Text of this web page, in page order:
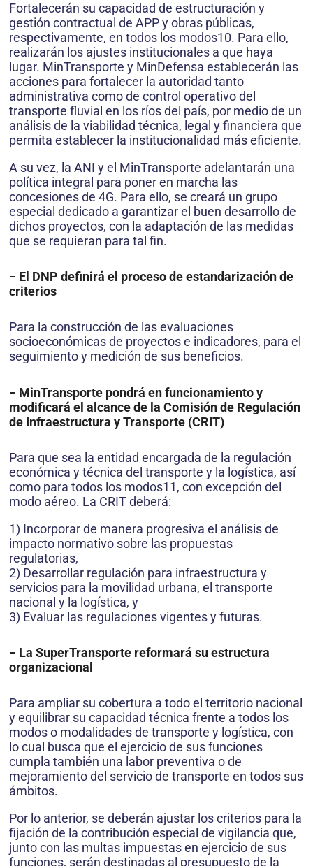
Fortalecerán su capacidad de estructuración y
gestión contractual de APP y obras públicas,
respectivamente, en todos los modos10. Para ello,
realizarán los ajustes institucionales a que haya
lugar. MinTransporte y MinDefensa establecerán las
acciones para fortalecer la autoridad tanto
administrativa como de control operativo del
transporte fluvial en los ríos del país, por medio de un
análisis de la viabilidad técnica, legal y financiera que
permita establecer la institucionalidad más eficiente.
A su vez, la ANI y el MinTransporte adelantarán una
política integral para poner en marcha las
concesiones de 4G. Para ello, se creará un grupo
especial dedicado a garantizar el buen desarrollo de
dichos proyectos, con la adaptación de las medidas
que se requieran para tal fin.
− El DNP definirá el proceso de estandarización de
criterios
Para la construcción de las evaluaciones
socioeconómicas de proyectos e indicadores, para el
seguimiento y medición de sus beneficios.
− MinTransporte pondrá en funcionamiento y
modificará el alcance de la Comisión de Regulación
de Infraestructura y Transporte (CRIT)
Para que sea la entidad encargada de la regulación
económica y técnica del transporte y la logística, así
como para todos los modos11, con excepción del
modo aéreo. La CRIT deberá:
1) Incorporar de manera progresiva el análisis de
impacto normativo sobre las propuestas
regulatorias,
2) Desarrollar regulación para infraestructura y
servicios para la movilidad urbana, el transporte
nacional y la logística, y
3) Evaluar las regulaciones vigentes y futuras.
− La SuperTransporte reformará su estructura
organizacional
Para ampliar su cobertura a todo el territorio nacional
y equilibrar su capacidad técnica frente a todos los
modos o modalidades de transporte y logística, con
lo cual busca que el ejercicio de sus funciones
cumpla también una labor preventiva o de
mejoramiento del servicio de transporte en todos sus
ámbitos.
Por lo anterior, se deberán ajustar los criterios para la
fijación de la contribución especial de vigilancia que,
junto con las multas impuestas en ejercicio de sus
funciones, serán destinadas al presupuesto de la